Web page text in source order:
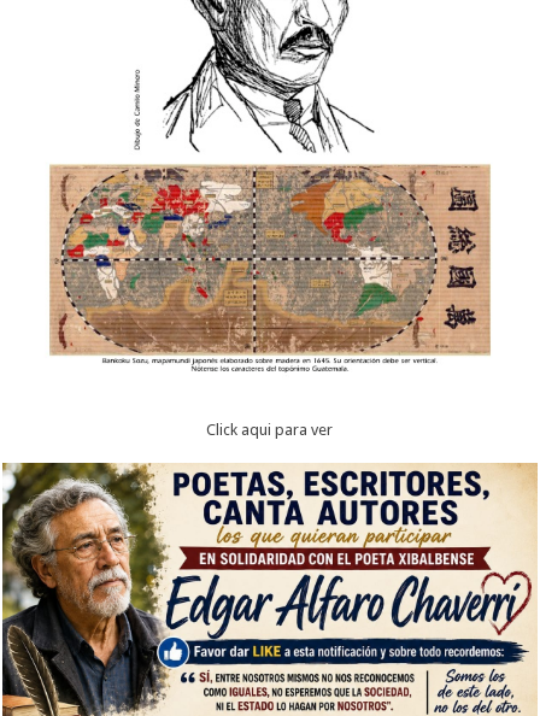
Click aqui para ver